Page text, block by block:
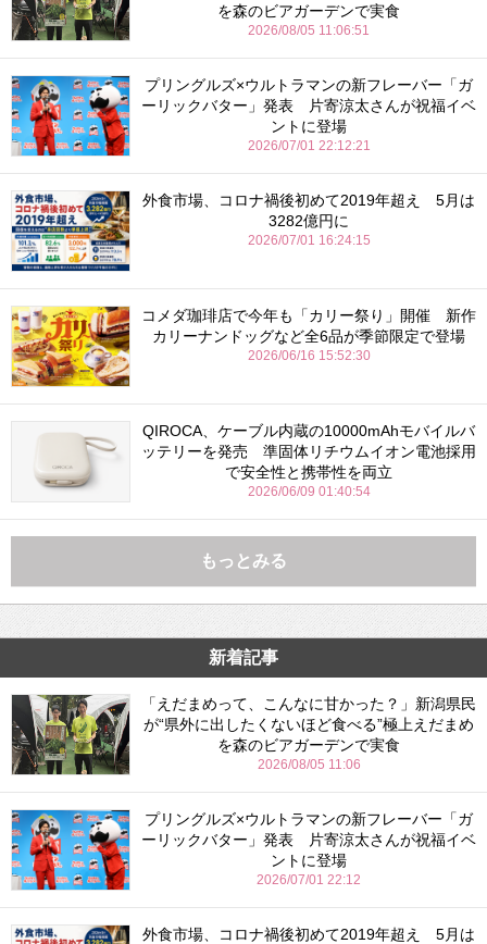
を森のビアガーデンで実食
2026/08/05 11:06:51
プリングルズ×ウルトラマンの新フレーバー「ガ
ーリックバター」発表 片寄涼太さんが祝福イベ
ントに登場
2026/07/01 22:12:21
外食市場、コロナ禍後初めて2019年超え 5月は
3282億円に
2026/07/01 16:24:15
コメダ珈琲店で今年も「カリー祭り」開催 新作
カリーナンドッグなど全6品が季節限定で登場
2026/06/16 15:52:30
QIROCA、ケーブル内蔵の10000mAhモバイルバ
ッテリーを発売 準固体リチウムイオン電池採用
で安全性と携帯性を両立
2026/06/09 01:40:54
もっとみる
新着記事
「えだまめって、こんなに甘かった？」新潟県民
が“県外に出したくないほど食べる”極上えだまめ
を森のビアガーデンで実食
2026/08/05 11:06
プリングルズ×ウルトラマンの新フレーバー「ガ
ーリックバター」発表 片寄涼太さんが祝福イベ
ントに登場
2026/07/01 22:12
外食市場、コロナ禍後初めて2019年超え 5月は